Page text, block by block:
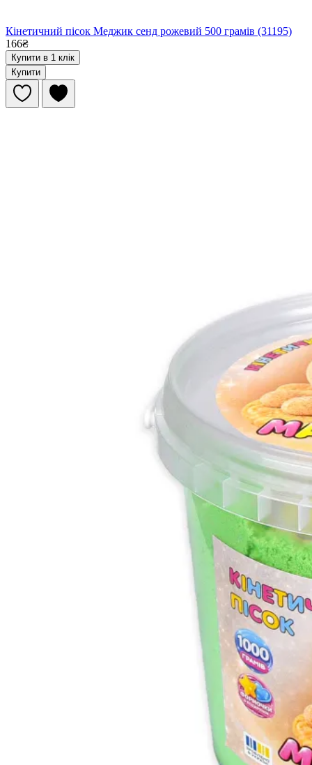
Кінетичний пісок Меджик сенд рожевий 500 грамів (31195)
166₴
Купити в 1 клік
Купити